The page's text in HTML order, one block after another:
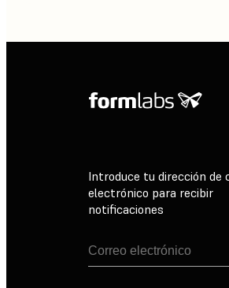
Introduce tu dirección de
electrónico para recibir
notificaciones